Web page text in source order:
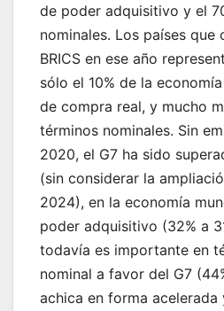
de poder adquisitivo y el
nominales. Los países que
BRICS en ese año
sólo el 10% de la
de compra real, y mucho
términos nominales. Sin
2020, el G7 ha sido
(sin considerar la
2024), en la economía
poder adquisitivo (32% a
todavía es importante en
nominal a favor del G7
achica en forma acelerada